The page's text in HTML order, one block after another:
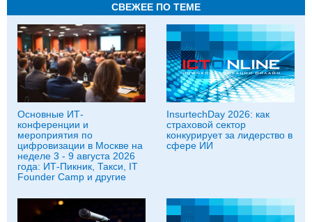
СВЕЖЕЕ ПО ТЕМЕ
Основные ИТ-
конференции и
мероприятия по
цифровизации в Москве на
неделе 3 - 9 августа 2026
года: ИТ-Пикник, Такси, IT
Founder Camp и другие
InsurtechDay 2026: как
страховой сектор
конкурирует за лидерство в
сфере ИИ